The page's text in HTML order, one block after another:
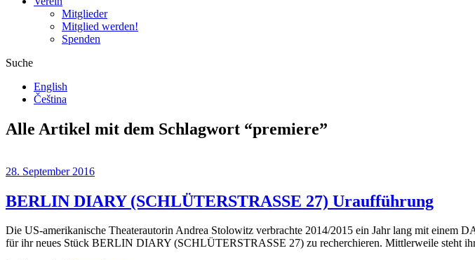
Mitglieder
Mitglied werden!
Spenden
Suche
English
Čeština
Alle Artikel mit dem Schlagwort “premiere”
28. September 2016
BERLIN DIARY (SCHLÜTERSTRASSE 27) Uraufführung
Die US-amerikanische Theaterautorin Andrea Stolowitz verbrachte 2014/2015 ein Jahr lang mit einem
für ihr neues Stück BERLIN DIARY (SCHLÜTERSTRASSE 27) zu recherchieren. Mittlerweile steht